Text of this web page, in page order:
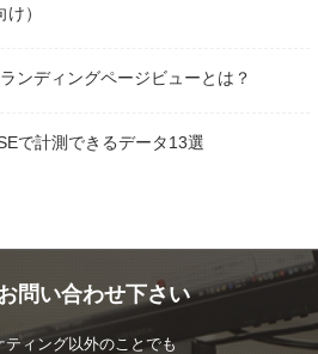
）
ンディングページビューとは？
で計測できるデータ13選
問い合わせ下さい
ティング以外のことでも